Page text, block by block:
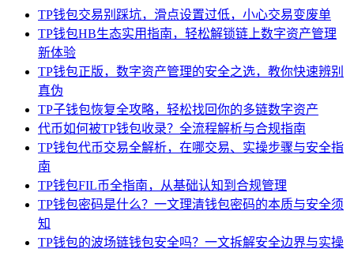
TP钱包交易别踩坑，滑点设置过低，小心交易变废单
TP钱包HB生态实用指南，轻松解锁链上数字资产管理
新体验
TP钱包正版，数字资产管理的安全之选，教你快速辨别
真伪
TP子钱包恢复全攻略，轻松找回你的多链数字资产
代币如何被TP钱包收录？全流程解析与合规指南
TP钱包代币交易全解析，在哪交易、实操步骤与安全指
南
TP钱包FIL币全指南，从基础认知到合规管理
TP钱包密码是什么？一文理清钱包密码的本质与安全须
知
TP钱包的波场链钱包安全吗？一文拆解安全边界与实操